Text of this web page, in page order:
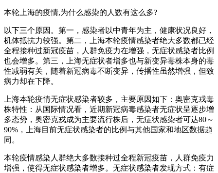
本轮上海的疫情,为什么感染的人数有这么多?
以下三个原因。第一，感染者以中青年为主，健康状况良好，
机体抵抗力较强。第二，上海本轮疫情感染者绝大多数都已经
全程接种过新冠疫苗，人群免疫力在增强，无症状感染者比例
也会增多。第三，上海无症状者增多也与新变异毒株本身的毒
性减弱有关，随着新冠病毒不断变异，传播性虽然增强，但致
病力却在下降。
上海本轮疫情无症状感染者较多，主要原因如下：奥密克戎毒
株特性：从国际情况看，近期新冠病毒感染者无症状呈逐步增
多态势，奥密克戎成为主要流行株后，无症状感染者可达80～
90%，上海目前无症状感染者的比例与其他国家和地区数据趋
同。
本轮疫情感染人群绝大多数接种过全程新冠疫苗，人群免疫力
增强，使得无症状感染者增多。无症状感染者发现方式：有症